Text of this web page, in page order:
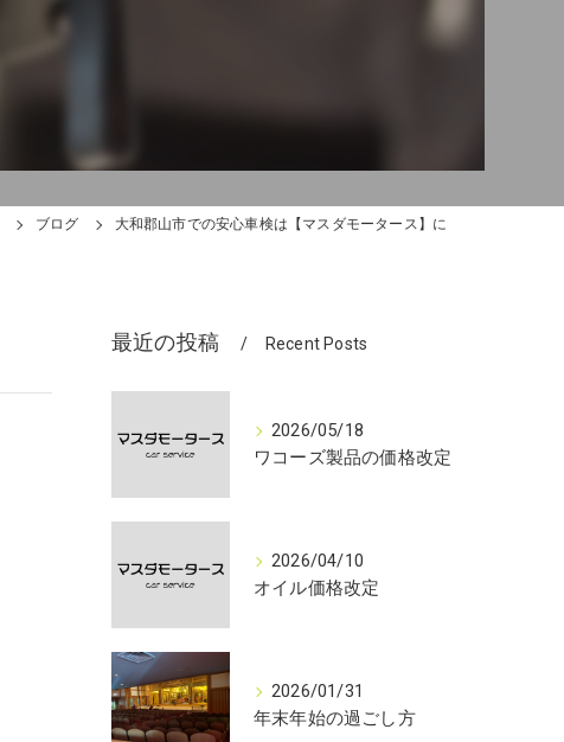
ブログ 大和郡山市での安心車検は【マスダモータース】に
最近の投稿 Recent Posts
2026/05/18
ワコーズ製品の価格改定
2026/04/10
オイル価格改定
2026/01/31
年末年始の過ごし方